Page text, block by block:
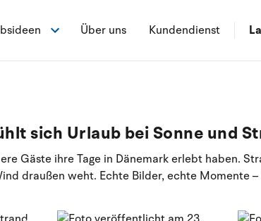
Über uns Kundendienst
sich Urlaub bei Sonne und
Gäste ihre Tage in Dänemark erlebt haben.
draußen weht. Echte Bilder, echte Momente